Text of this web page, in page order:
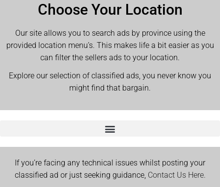
Choose Your Location
Our site allows you to search ads by province using the
provided location menu’s. This makes life a bit easier as you
can filter the sellers ads to your location.
Explore our selection of classified ads, you never know you
might find that bargain.
If you’re facing any technical issues whilst posting your
classified ad or just seeking guidance, Contact Us Here.